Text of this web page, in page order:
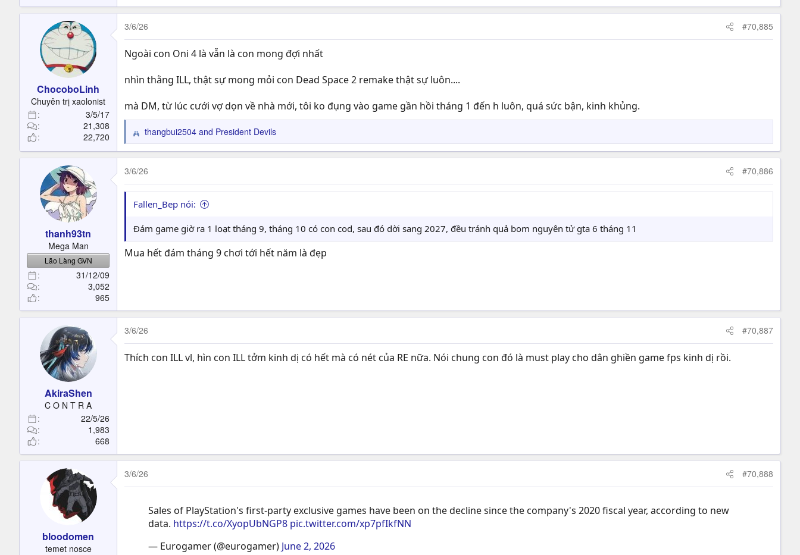
ChocoboLinh
Chuyên trị xaolonist
3/5/17
21,308
22,720
3/6/26 #70,885
Ngoài con Oni 4 là vẫn là con mong đợi nhất
nhìn thằng ILL, thật sự mong mỏi con Dead Space 2 remake thật sự luôn....
mà DM, từ lúc cưới vợ dọn về nhà mới, tôi ko đụng vào game gần hồi tháng 1 đến h luôn, quá sức bận, kinh khủng.
R
e
a
c
t
i
o
s
thangbui2504 and President Devils
thanh93tn
Mega Man
Lão Làng GVN
31/12/09
3,052
965
3/6/26 #70,886
Fallen_Bep nói:
Đám game giờ ra 1 loạt tháng 9, tháng 10 có con cod, sau đó dời sang 2027, đều tránh quả bom nguyên tử gta 6 tháng 11
Mua hết đám tháng 9 chơi tới hết năm là đẹp
AkiraShen
C O N T R A
22/5/26
1,983
668
3/6/26 #70,887
Thích con ILL vl, hìn con ILL tởm kinh dị có hết mà có nét của RE nữa. Nói chung con đó là must play cho dân ghiền game fps kinh dị rồi.
bloodomen
temet nosce
3/6/26 #70,888
Sales of PlayStation's first-party exclusive games have been on the decline since the company's 2020 fiscal year, according to new
data. https://t.co/XyopUbNGP8 pic.twitter.com/xp7pfIkfNN
— Eurogamer (@eurogamer) June 2, 2026